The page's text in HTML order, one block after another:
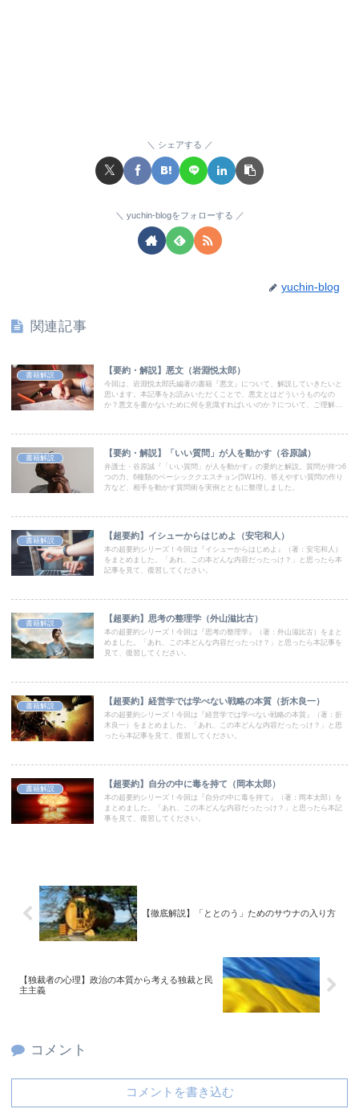
シェアする
yuchin-blogをフォローする
yuchin-blog
関連記事
書籍解説
【要約・解説】悪文（岩淵悦太郎）
今回は、岩淵悦太郎氏編著の書籍『悪文』について、解説していきたいと
思います。本記事をお読みいただくことで、悪文とはどういうものなの
か？悪文を書かないために何を意識すればいいのか？について、ご理解い
書籍解説
【要約・解説】「いい質問」が人を動かす（谷原誠）
弁護士・谷原誠『「いい質問」が人を動かす』の要約と解説。質問が持つ6
つの力、6種類のベーシッククエスチョン(5W1H)、答えやすい質問の作り
方など、相手を動かす質問術を実例とともに整理しました。
書籍解説
【超要約】イシューからはじめよ（安宅和人）
本の超要約シリーズ！今回は『イシューからはじめよ』（著：安宅和人）
をまとめました。「あれ、この本どんな内容だったっけ？」と思ったら本
記事を見て、復習してください。
書籍解説
【超要約】思考の整理学（外山滋比古）
本の超要約シリーズ！今回は『思考の整理学』（著：外山滋比古）をまと
めました。「あれ、この本どんな内容だったっけ？」と思ったら本記事を
見て、復習してください。
書籍解説
【超要約】経営学では学べない戦略の本質（折木良一）
本の超要約シリーズ！今回は『経営学では学べない戦略の本質』（著：折
木良一）をまとめました。「あれ、この本どんな内容だったっけ？」と思
ったら本記事を見て、復習してください。
書籍解説
【超要約】自分の中に毒を持て（岡本太郎）
本の超要約シリーズ！今回は『自分の中に毒を持て』（著：岡本太郎）を
まとめました。「あれ、この本どんな内容だったっけ？」と思ったら本記
事を見て、復習してください。
【徹底解説】「ととのう」ためのサウナの入り方
【独裁者の心理】政治の本質から考える独裁と民
主主義
コメント
コメントを書き込む